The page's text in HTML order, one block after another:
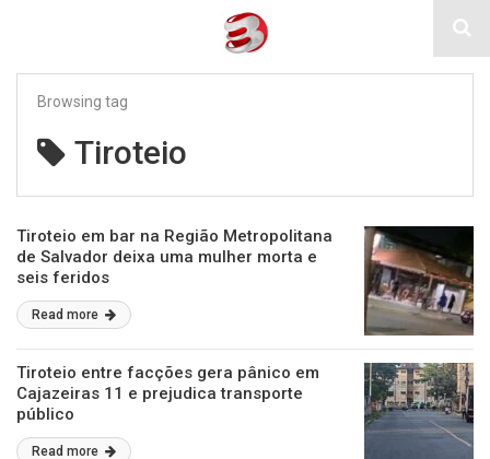
Browsing tag
Tiroteio
Tiroteio em bar na Região Metropolitana
de Salvador deixa uma mulher morta e
seis feridos
Read more
Tiroteio entre facções gera pânico em
Cajazeiras 11 e prejudica transporte
público
Read more